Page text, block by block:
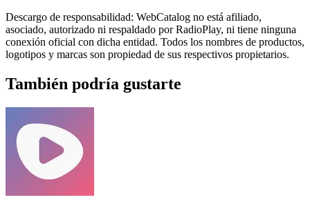
Descargo de responsabilidad: WebCatalog no está afiliado,
asociado, autorizado ni respaldado por RadioPlay, ni tiene ninguna
conexión oficial con dicha entidad. Todos los nombres de productos,
logotipos y marcas son propiedad de sus respectivos propietarios.
También podría gustarte